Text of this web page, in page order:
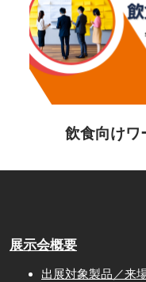
飲食向けワ
展示会概要
出展対象製品／来